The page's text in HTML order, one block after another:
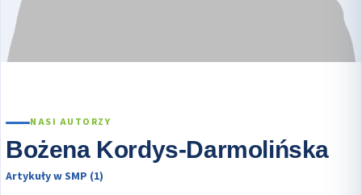
NASI AUTORZY
Bożena Kordys-Darmolińska
Artykuły w SMP (1)